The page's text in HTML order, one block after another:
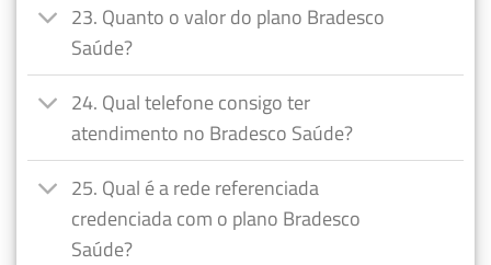
23. Quanto o valor do plano Bradesco
Saúde?
24. Qual telefone consigo ter
atendimento no Bradesco Saúde?
25. Qual é a rede referenciada
credenciada com o plano Bradesco
Saúde?